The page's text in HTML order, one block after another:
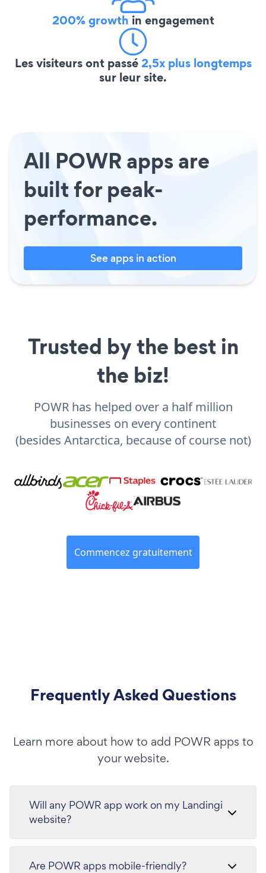
200% growth in engagement
Les visiteurs ont passé2,5x plus longtemps
sur leur site.
All POWR apps are
built for peak-
performance.
See apps in action
Trusted by the best in
the biz!
POWR has helped over a half million
businesses on every continent
(besides Antarctica, because of course not)
Commencez gratuitement
Frequently Asked Questions
Learn more about how to add POWR apps to
your website.
Will any POWR app work on my Landingi
website?
Are POWR apps mobile-friendly?